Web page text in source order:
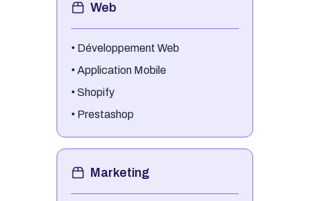
Web
• Développement Web
• Application Mobile
• Shopify
• Prestashop
Marketing